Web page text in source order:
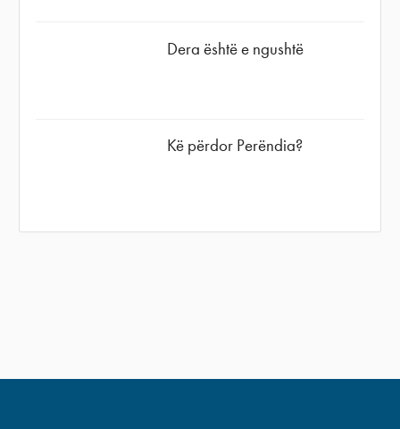
Dera është e ngushtë
Kë përdor Perëndia?